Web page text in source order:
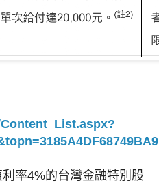
率4%的台灣金融特別股